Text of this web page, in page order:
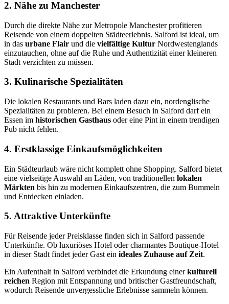
2. Nähe zu Manchester
Durch die direkte Nähe zur Metropole Manchester profitieren
Reisende von einem doppelten Städteerlebnis. Salford ist ideal, um
in das urbane Flair und die vielfältige Kultur Nordwestenglands
einzutauchen, ohne auf die Ruhe und Authentizität einer kleineren
Stadt verzichten zu müssen.
3. Kulinarische Spezialitäten
Die lokalen Restaurants und Bars laden dazu ein, nordenglische
Spezialitäten zu probieren. Bei einem Besuch in Salford darf ein
Essen im historischen Gasthaus oder eine Pint in einem trendigen
Pub nicht fehlen.
4. Erstklassige Einkaufsmöglichkeiten
Ein Städteurlaub wäre nicht komplett ohne Shopping. Salford bietet
eine vielseitige Auswahl an Läden, von traditionellen lokalen
Märkten bis hin zu modernen Einkaufszentren, die zum Bummeln
und Entdecken einladen.
5. Attraktive Unterkünfte
Für Reisende jeder Preisklasse finden sich in Salford passende
Unterkünfte. Ob luxuriöses Hotel oder charmantes Boutique-Hotel –
in dieser Stadt findet jeder Gast ein ideales Zuhause auf Zeit.
Ein Aufenthalt in Salford verbindet die Erkundung einerkulturell
reichen Region mit Entspannung und britischer Gastfreundschaft,
wodurch Reisende unvergessliche Erlebnisse sammeln können.